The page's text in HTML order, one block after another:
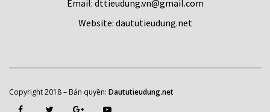
Email: dttieudung.vn@gmail.com
Website: daututieudung.net
Copyright 2018 – Bản quyền: Daututieudung.net